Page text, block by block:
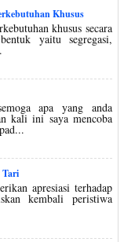
Khusus
khusus secara
yaitu segregasi,
apa yang anda
kali ini saya mencoba
Tari
apresiasi terhadap
kembali peristiwa